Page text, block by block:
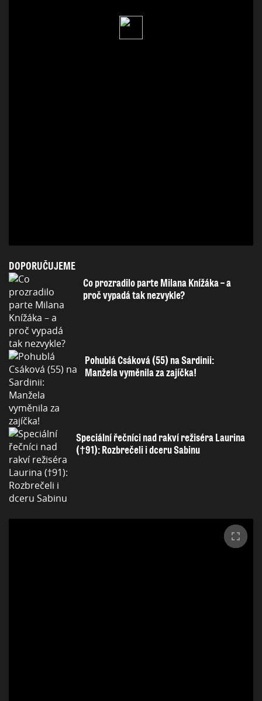
DOPORUČUJEME
Co prozradilo parte Milana Knížáka – a
proč vypadá tak nezvykle?
Pohublá Csáková (55) na Sardinii:
Manžela vyměnila za zajíčka!
Speciální řečníci nad rakví režiséra Laurina
(†91): Rozbrečeli i dceru Sabinu